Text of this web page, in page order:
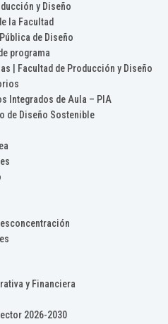
y Diseño
la Facultad
de Diseño
programa
| Facultad de Producción y Diseño
Integrados de Aula – PIA
de Diseño Sostenible
y Financiera
2026-2030